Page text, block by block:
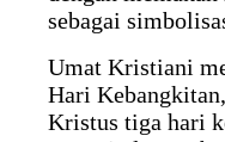
sebagai
Umat Kristiani
Hari
Kristus tiga hari